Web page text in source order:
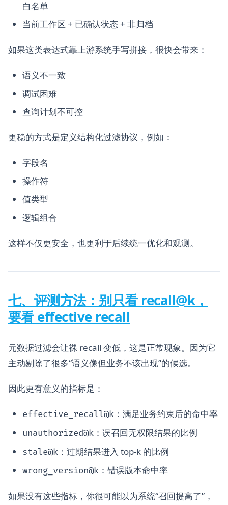
白名单
当前工作区 + 已确认状态 + 非归档
如果这类表达式靠上游系统手写拼接，很快会带来：
语义不一致
调试困难
查询计划不可控
更稳的方式是定义结构化过滤协议，例如：
字段名
操作符
值类型
逻辑组合
这样不仅更安全，也更利于后续统一优化和观测。
七、评测方法：别只看 recall@k，
要看 effective recall
元数据过滤会让裸 recall 变低，这是正常现象。因为它
主动剔除了很多“语义像但业务不该出现”的候选。
因此更有意义的指标是：
effective_recall@k ：满足业务约束后的命中率
unauthorized@k ：误召回无权限结果的比例
stale@k ：过期结果进入 top-k 的比例
wrong_version@k ：错误版本命中率
如果没有这些指标，你很可能以为系统“召回提高了”，